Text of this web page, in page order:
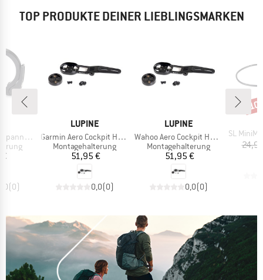
TOP PRODUKTE DEINER LIEBLINGSMARKEN
35 mm
(0)
MARKE
LUPINE
Artikel
Garmin Aero Cockpit Halter
Produktgruppe
Montagehalterung
Preis
51,95 €
0,0(0)
MARKE
LUPINE
Artikel
Wahoo Aero Cockpit Halter
Produktgruppe
Montagehalterung
Preis
51,95 €
0,0(0)
Artikel
SL MiniMax